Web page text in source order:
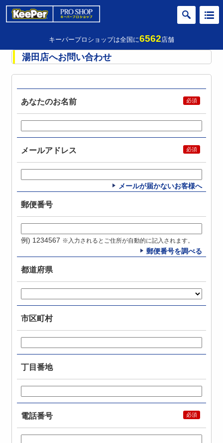
キーパープロショップは全国に6562店舗
湯田店へお問い合わせ
あなたのお名前
メールアドレス
メールが届かないお客様へ
郵便番号
例) 1234567 ※入力されるとご住所が自動的に記入されます。
郵便番号を調べる
都道府県
市区町村
丁目番地
電話番号